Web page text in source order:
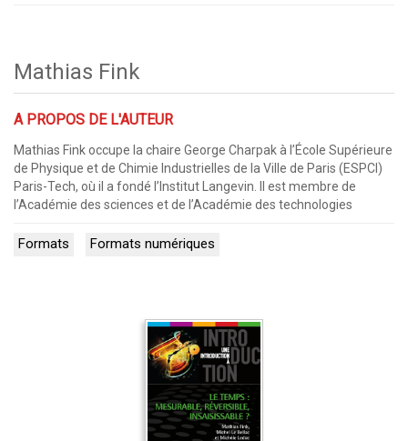
Mathias Fink
A PROPOS DE L'AUTEUR
Mathias Fink occupe la chaire George Charpak à l’École Supérieure
de Physique et de Chimie Industrielles de la Ville de Paris (ESPCI)
Paris-Tech, où il a fondé l’Institut Langevin. Il est membre de
l’Académie des sciences et de l’Académie des technologies
Formats Formats numériques